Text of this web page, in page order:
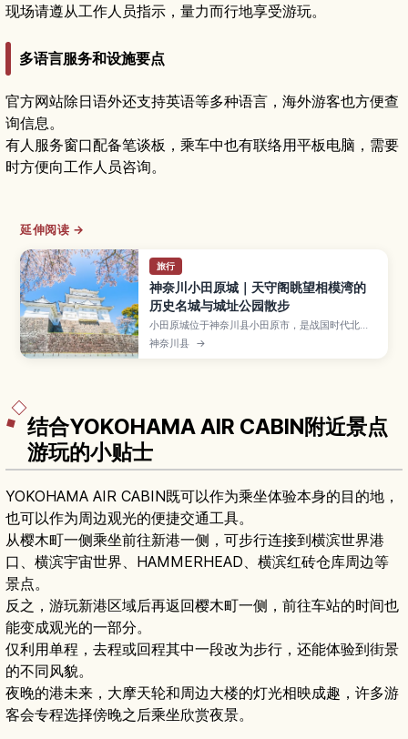
现场请遵从工作人员指示，量力而行地享受游玩。
多语言服务和设施要点
官方网站除日语外还支持英语等多种语言，海外游客也方便查
询信息。
有人服务窗口配备笔谈板，乘车中也有联络用平板电脑，需要
时方便向工作人员咨询。
延伸阅读 →
旅行
神奈川小田原城｜天守阁眺望相模湾的
历史名城与城址公园散步
小田原城位于神奈川县小田原市，是战国时代北条
氏的重要据点，如今以复原天守阁和广阔城址公园
而闻名。本文将介绍天守阁博物馆与展望台、春樱
神奈川县 →
结合YOKOHAMA AIR CABIN附近景点
游玩的小贴士
YOKOHAMA AIR CABIN既可以作为乘坐体验本身的目的地，
也可以作为周边观光的便捷交通工具。
从樱木町一侧乘坐前往新港一侧，可步行连接到横滨世界港
口、横滨宇宙世界、HAMMERHEAD、横滨红砖仓库周边等
景点。
反之，游玩新港区域后再返回樱木町一侧，前往车站的时间也
能变成观光的一部分。
仅利用单程，去程或回程其中一段改为步行，还能体验到街景
的不同风貌。
夜晚的港未来，大摩天轮和周边大楼的灯光相映成趣，许多游
客会专程选择傍晚之后乘坐欣赏夜景。